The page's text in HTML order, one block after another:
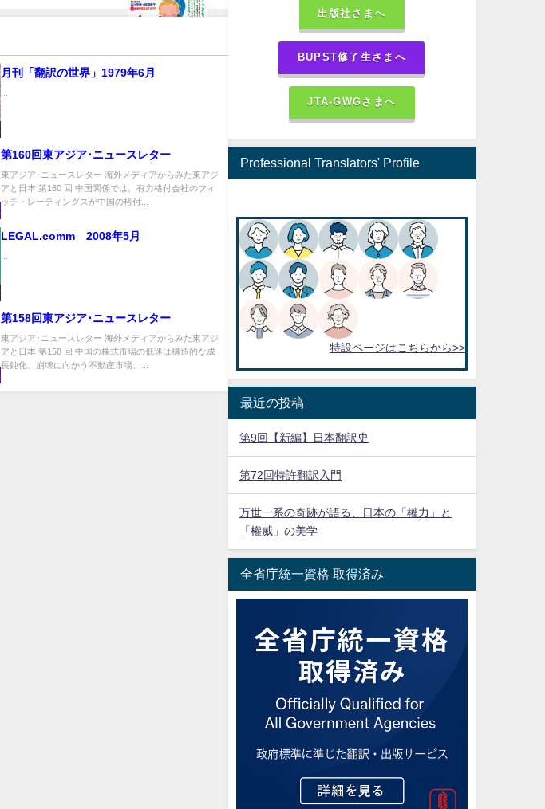
月刊「翻訳の世界」1979年6月
第160回東アジア･ニュースレター
東アジア･ニュースレター 海外メディアからみた東アジ
アと日本 第160 回 中国関係では、有力格付会社のフィ
ッチ・レーティングスが中国の格付...
LEGAL.comm 2008年5月
...
第158回東アジア･ニュースレター
東アジア･ニュースレター 海外メディアからみた東アジ
アと日本 第158 回 中国の株式市場の低迷は構造的な成
長鈍化、崩壊に向かう不動産市場、...
出版社さまへ
BUPST修了生さまへ
JTA-GWGさまへ
Professional Translators' Profile
特設ページはこちらから>>
最近の投稿
第9回【新編】日本翻訳史
第72回特許翻訳入門
万世一系の奇跡が語る、日本の「權力」と
「權威」の美学
全省庁統一資格 取得済み